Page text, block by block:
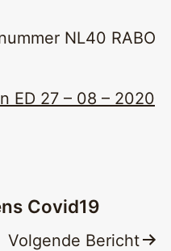
NL40 RABO
ED 27 – 08 – 2020
Covid19
Volgende Bericht